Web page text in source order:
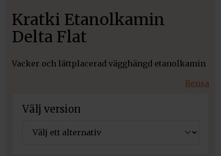
Kratki Etanolkamin
Delta Flat
Vacker och lättplacerad vägghängd etanolkamin
Rensa
Välj version